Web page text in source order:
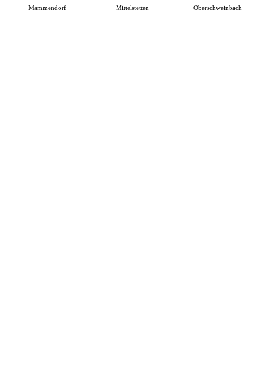
Mammendorf Mittelstetten Oberschweinbach